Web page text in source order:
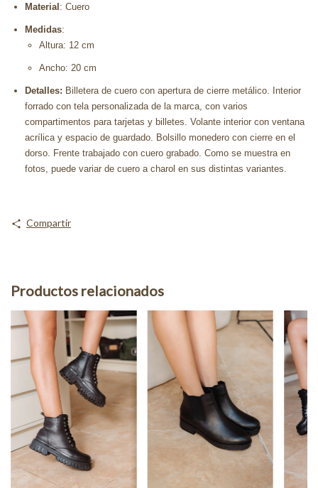
Material : Cuero
Medidas:
Altura: 12 cm
Ancho: 20 cm
Detalles: Billetera de cuero con apertura de cierre metálico. Interior
forrado con tela personalizada de la marca, con varios
compartimentos para tarjetas y billetes. Volante interior con ventana
acrílica y espacio de guardado. Bolsillo monedero con cierre en el
dorso. Frente trabajado con cuero grabado. Como se muestra en
fotos, puede variar de cuero a charol en sus distintas variantes.
Compartir
Productos relacionados